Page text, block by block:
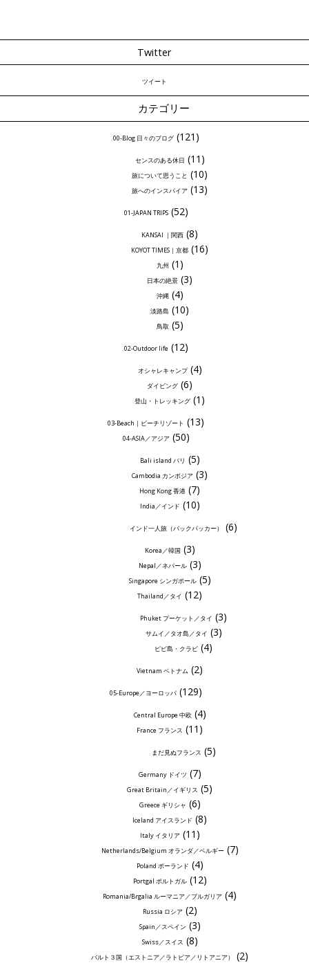
Twitter
ツイート
カテゴリー
00-Blog 日々のブログ(121)
センスのある休日 (11)
旅について思うこと (10)
旅へのインスパイア (13)
01-JAPAN TRIPS(52)
KANSAI ｜関西 (8)
KOYOT TIMES｜京都 (16)
九州 (1)
日本の絶景 (3)
沖縄 (4)
淡路島 (10)
鳥取 (5)
02-Outdoor life(12)
オシャレキャンプ(4)
ダイビング (6)
登山・トレッキング (1)
03-Beach｜ビーチリゾート (13)
04-ASIA／アジア(50)
Bali island バリ (5)
Cambodia カンボジア (3)
Hong Kong 香港 (7)
India／インド (10)
インド一人旅（バックパッカー） (6)
Korea／韓国 (3)
Nepal／ネパール(3)
Singapore シンガポール(5)
Thailand／タイ (12)
Phuket プーケット／タイ (3)
サムイ／タオ島／タイ (3)
ピピ島・クラビ (4)
Vietnam ベトナム (2)
05-Europe／ヨーロッパ (129)
Central Europe 中欧 (4)
France フランス (11)
まだ見ぬフランス (5)
Germany ドイツ (7)
Great Britain／イギリス (5)
Greece ギリシャ (6)
Iceland アイスランド (8)
Italy イタリア(11)
Netherlands/Belgium オランダ／ベルギー(7)
Poland ポーランド (4)
Portgal ポルトガル(12)
Romania/Brgalia ルーマニア／ブルガリア (4)
Russia ロシア(2)
Spain／スペイン (3)
Swiss／スイス (8)
バルト３国（エストニア／ラトビア／リトアニア） (2)